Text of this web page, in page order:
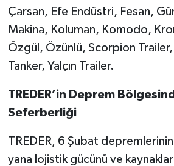
Çarsan, Efe Endüstri, Fesan,
Makina, Koluman, Komodo,
Özgül, Özünlü, Scorpion
Tanker, Yalçın Trailer.
TREDER’in Deprem
Seferberliği
TREDER, 6 Şubat
yana lojistik gücünü ve